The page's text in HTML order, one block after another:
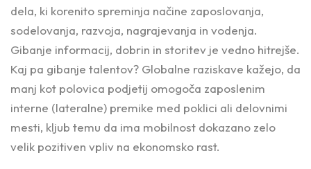
dela, ki korenito spreminja načine zaposlovanja,
sodelovanja, razvoja, nagrajevanja in vodenja.
Gibanje informacij, dobrin in storitev je vedno hitrejše.
Kaj pa gibanje talentov? Globalne raziskave kažejo, da
manj kot polovica podjetij omogoča zaposlenim
interne (lateralne) premike med poklici ali delovnimi
mesti, kljub temu da ima mobilnost dokazano zelo
velik pozitiven vpliv na ekonomsko rast.